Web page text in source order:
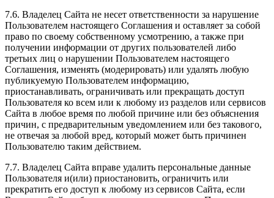
7.6. Владелец Сайта не несет ответственности за нарушение
Пользователем настоящего Соглашения и оставляет за собой
право по своему собственному усмотрению, а также при
получении информации от других пользователей либо
третьих лиц о нарушении Пользователем настоящего
Соглашения, изменять (модерировать) или удалять любую
публикуемую Пользователем информацию,
приостанавливать, ограничивать или прекращать доступ
Пользователя ко всем или к любому из разделов или сервисов
Сайта в любое время по любой причине или без объяснения
причин, с предварительным уведомлением или без такового,
не отвечая за любой вред, который может быть причинен
Пользователю таким действием.
7.7. Владелец Сайта вправе удалить персональные данные
Пользователя и(или) приостановить, ограничить или
прекратить его доступ к любому из сервисов Сайта, если